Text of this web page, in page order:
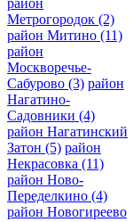
Метрогородок (2)
район Митино (11)
район
Москворечье-
Сабурово (3) район
Нагатино-
Садовники (4)
район Нагатинский
Затон (5) район
Некрасовка (11)
район Ново-
Переделкино (4)
район Новогиреево